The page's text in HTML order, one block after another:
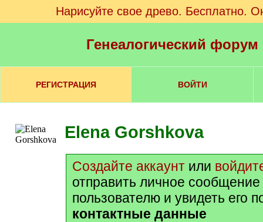
Нарисуйте свое древо. Бесплатно.
Генеалогический
РЕГИСТРАЦИЯ ВОЙТИ
Elena Gorshkova
Создайте аккаунт или
отправить личное сообщение
пользователю и увидеть его
контактные данные